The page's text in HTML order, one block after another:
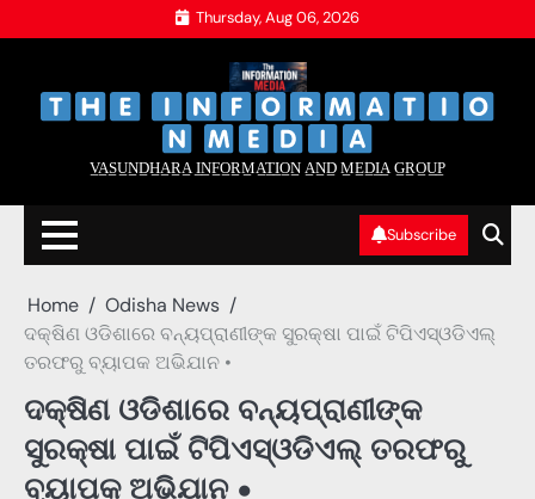
to
Thursday, Aug 06, 2026
V̲A̲S̲U̲N̲D̲H̲A̲R̲A̲ I̲N̲F̲O̲R̲M̲A̲T̲I̲O̲N̲ A̲N̲D̲ M̲E̲D̲I̲A̲ G̲R̲O̲U̲P̲
Subscribe
Home
Odisha News
ଦକ୍ଷିଣ ଓଡିଶାରେ ବନ୍ୟପ୍ରାଣୀଙ୍କ ସୁରକ୍ଷା ପାଇଁ ଟିପିଏସ୍ଓଡିଏଲ୍
ତରଫରୁ ବ୍ୟାପକ ଅଭିଯାନ •
ଦକ୍ଷିଣ ଓଡିଶାରେ ବନ୍ୟପ୍ରାଣୀଙ୍କ
ସୁରକ୍ଷା ପାଇଁ ଟିପିଏସ୍ଓଡିଏଲ୍ ତରଫରୁ
ବ୍ୟାପକ ଅଭିଯାନ •